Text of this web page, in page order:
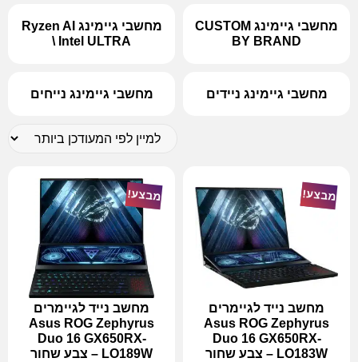
מחשבי גיימינג CUSTOM
BY BRAND
מחשבי גיימינג Ryzen AI
\ Intel ULTRA
מחשבי גיימינג ניידים מחשבי גיימינג נייחים
מבצע!
מחשב נייד לגיימרים
Asus ROG Zephyrus
Duo 16 GX650RX-
LO183W – צבע שחור
מבצע!
מחשב נייד לגיימרים
Asus ROG Zephyrus
Duo 16 GX650RX-
LO189W – צבע שחור